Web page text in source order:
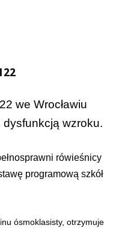
we Wrocławiu
dysfunkcją wzroku.
rówieśnicy
programową szkół
ósmoklasisty, otrzymuje